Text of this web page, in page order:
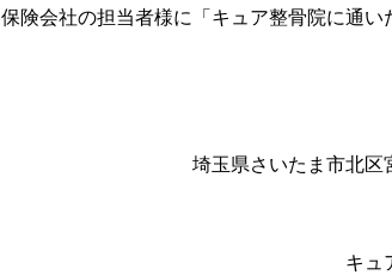
保険会社の担当者様に「キュア整骨院に通い
埼玉県さいたま市北
キュ